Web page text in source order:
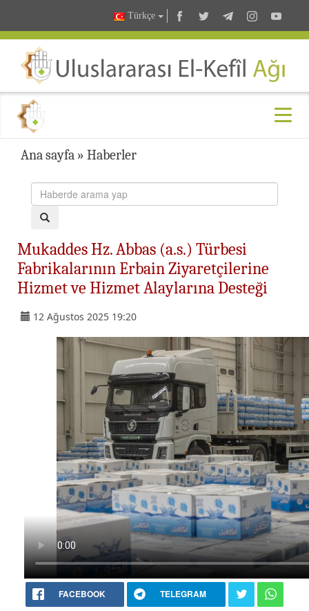
Türkçe
Ana sayfa » Haberler
Mukaddes Hz. Abbas (a.s.) Türbesi
Fabrikalarının Erbain Ziyaretçilerine
Hizmet ve Hizmet Alaylarına Desteği
12 Ağustos 2025 19:20
FACEBOOK TELEGRAM